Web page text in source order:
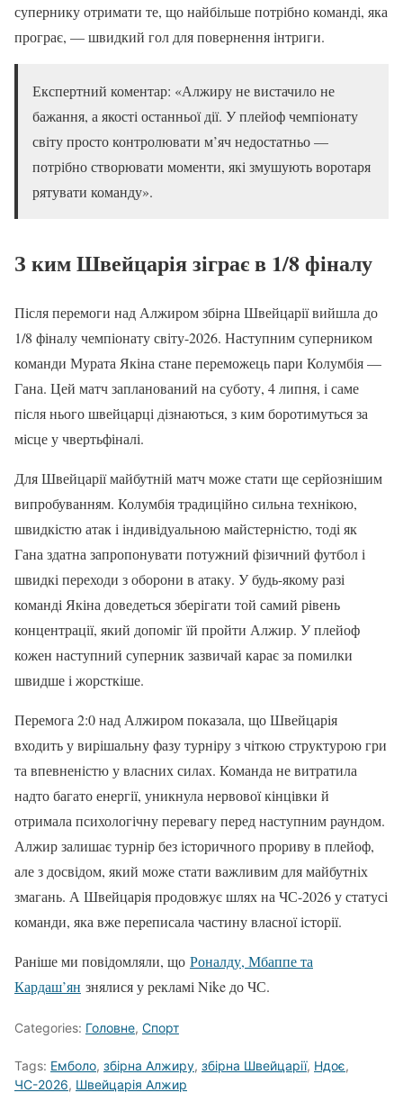
супернику отримати те, що найбільше потрібно команді, яка
програє, — швидкий гол для повернення інтриги.
Експертний коментар: «Алжиру не вистачило не
бажання, а якості останньої дії. У плейоф чемпіонату
світу просто контролювати м’яч недостатньо —
потрібно створювати моменти, які змушують воротаря
рятувати команду».
З ким Швейцарія зіграє в 1/8 фіналу
Після перемоги над Алжиром збірна Швейцарії вийшла до
1/8 фіналу чемпіонату світу-2026. Наступним суперником
команди Мурата Якіна стане переможець пари Колумбія —
Гана. Цей матч запланований на суботу, 4 липня, і саме
після нього швейцарці дізнаються, з ким боротимуться за
місце у чвертьфіналі.
Для Швейцарії майбутній матч може стати ще серйознішим
випробуванням. Колумбія традиційно сильна технікою,
швидкістю атак і індивідуальною майстерністю, тоді як
Гана здатна запропонувати потужний фізичний футбол і
швидкі переходи з оборони в атаку. У будь-якому разі
команді Якіна доведеться зберігати той самий рівень
концентрації, який допоміг їй пройти Алжир. У плейоф
кожен наступний суперник зазвичай карає за помилки
швидше і жорсткіше.
Перемога 2:0 над Алжиром показала, що Швейцарія
входить у вирішальну фазу турніру з чіткою структурою гри
та впевненістю у власних силах. Команда не витратила
надто багато енергії, уникнула нервової кінцівки й
отримала психологічну перевагу перед наступним раундом.
Алжир залишає турнір без історичного прориву в плейоф,
але з досвідом, який може стати важливим для майбутніх
змагань. А Швейцарія продовжує шлях на ЧС-2026 у статусі
команди, яка вже переписала частину власної історії.
Раніше ми повідомляли, що Роналду, Мбаппе та
Кардаш’ян знялися у рекламі Nike до ЧС.
Categories: Головне, Спорт
Tags: Емболо, збірна Алжиру, збірна Швейцарії, Ндоє,
ЧС-2026, Швейцарія Алжир